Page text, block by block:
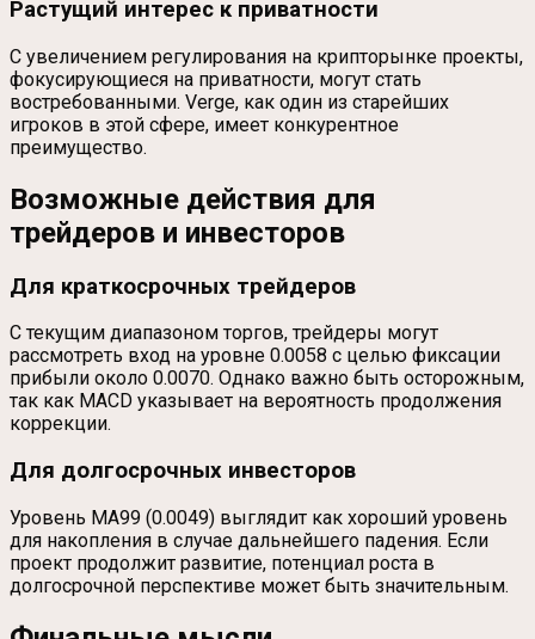
Растущий интерес к приватности
С увеличением регулирования на крипторынке проекты,
фокусирующиеся на приватности, могут стать
востребованными. Verge, как один из старейших
игроков в этой сфере, имеет конкурентное
преимущество.
Возможные действия для
трейдеров и инвесторов
Для краткосрочных трейдеров
С текущим диапазоном торгов, трейдеры могут
рассмотреть вход на уровне 0.0058 с целью фиксации
прибыли около 0.0070. Однако важно быть осторожным,
так как MACD указывает на вероятность продолжения
коррекции.
Для долгосрочных инвесторов
Уровень MA99 (0.0049) выглядит как хороший уровень
для накопления в случае дальнейшего падения. Если
проект продолжит развитие, потенциал роста в
долгосрочной перспективе может быть значительным.